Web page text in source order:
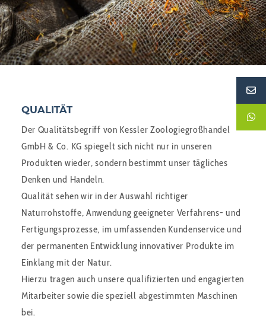
QUALITÄT
Der Qualitätsbegriff von Kessler Zoologiegroßhandel
GmbH & Co. KG spiegelt sich nicht nur in unseren
Produkten wieder, sondern bestimmt unser tägliches
Denken und Handeln.
Qualität sehen wir in der Auswahl richtiger
Naturrohstoffe, Anwendung geeigneter Verfahrens- und
Fertigungsprozesse, im umfassenden Kundenservice und
der permanenten Entwicklung innovativer Produkte im
Einklang mit der Natur.
Hierzu tragen auch unsere qualifizierten und engagierten
Mitarbeiter sowie die speziell abgestimmten Maschinen
bei.